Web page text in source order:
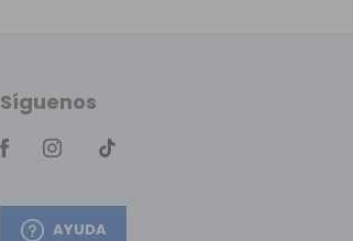
Síguenos
AYUDA